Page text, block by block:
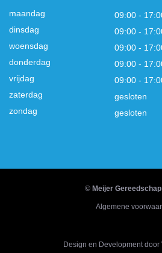
maandag
09:00 -
dinsdag
09:00 -
woensdag
09:00 -
donderdag
09:00 -
vrijdag
09:00 -
zaterdag
gesloten
zondag
gesloten
© Meijer Gereedschap
Algemene
Design en Development door